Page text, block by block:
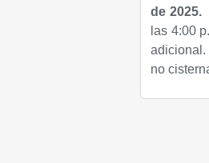
de 2025.
las 4:00
no